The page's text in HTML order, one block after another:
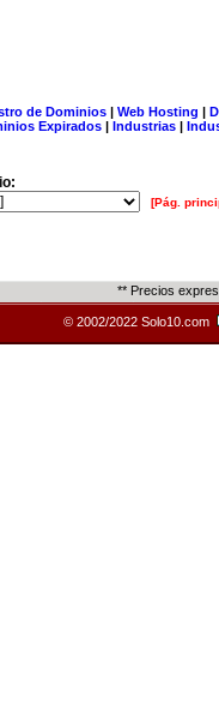
de Dominios| Web Hosting |
Expirados | Industrias |
[Pág.
** Precios
© 2002/2022 Solo10.com